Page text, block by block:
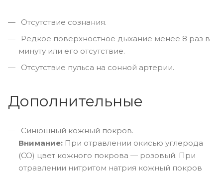
Отсутствие сознания.
Редкое поверхностное дыхание менее 8 раз в
минуту или его отсутствие.
Отсутствие пульса на сонной артерии.
Дополнительные
Синюшный кожный покров.
Внимание: При отравлении окисью углерода
(СО) цвет кожного покрова — розовый. При
отравлении нитритом натрия кожный покров